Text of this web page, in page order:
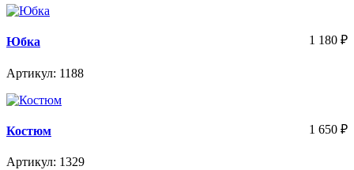
Юбка
Артикул: 1188
1 180 ₽
Костюм
Артикул: 1329
1 650 ₽